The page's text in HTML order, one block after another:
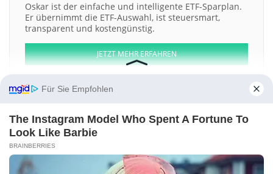
Oskar ist der einfache und intelligente ETF-Sparplan.
Er übernimmt die ETF-Auswahl, ist steuersmart,
transparent und kostengünstig.
JETZT MEHR ERFAHREN
Aktien ATX DAX EuroStoxx 50 Dow Jones NASDAQ 100 Nikkei 225
Weitere Aktien:
FG Merger
Mobile Infrastructure Propell Holdings Big Tree Carbon
Für Sie Empfohlen
The Instagram Model Who Spent A Fortune To
Look Like Barbie
BRAINBERRIES